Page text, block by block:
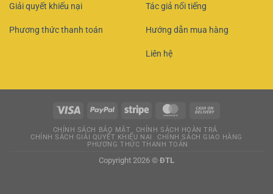
Giải quyết khiếu nại
Phương thức thanh toán
Tác giả nổi tiếng
Hướng dẫn mua hàng
Liên hệ
CHÍNH SÁCH BẢO MẬT
CHÍNH SÁCH HOÀN TRẢ
CHÍNH SÁCH GIẢI QUYẾT KHIẾU NẠI
CHÍNH SÁCH GIAO HÀNG
PHƯƠNG THỨC THANH TOÁN
Copyright 2026 © ĐTL